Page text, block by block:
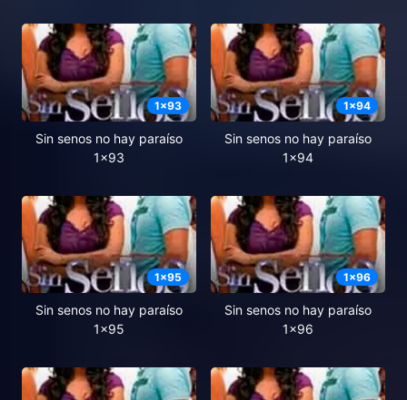
1x93
Sin senos no hay paraíso
1x93
1x94
Sin senos no hay paraíso
1x94
1x95
Sin senos no hay paraíso
1x95
1x96
Sin senos no hay paraíso
1x96